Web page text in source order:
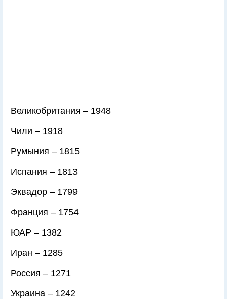
Великобритания – 1948
Чили – 1918
Румыния – 1815
Испания – 1813
Эквадор – 1799
Франция – 1754
ЮАР – 1382
Иран – 1285
Россия – 1271
Украина – 1242